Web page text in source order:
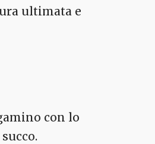
ultimata e
con lo